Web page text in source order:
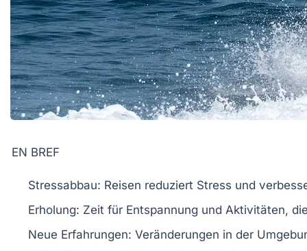
EN BREF
Stressabbau: Reisen reduziert Stress und
Erholung: Zeit für Entspannung und Aktivitäten,
Neue Erfahrungen: Veränderungen in der